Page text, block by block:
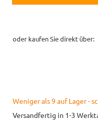
oder kaufen Sie direkt über:
Weniger als 9 auf Lager -
Versandfertig in 1-3